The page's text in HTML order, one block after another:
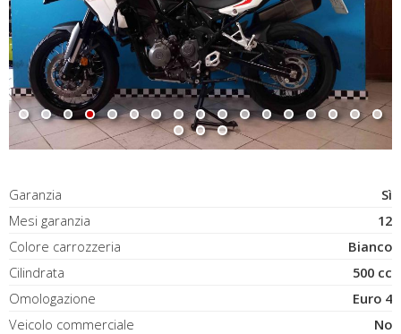
Garanzia
Sì
Mesi garanzia
12
Colore carrozzeria
Bianco
Cilindrata
500 cc
Omologazione
Euro 4
Veicolo commerciale
No